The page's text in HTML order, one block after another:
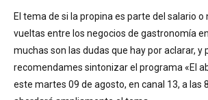
El tema de si la propina es parte del salario o
vueltas entre los negocios de gastronomía
muchas son las dudas que hay por aclarar, y
recomendames sintonizar el programa «El
este martes 09 de agosto, en canal 13, a las